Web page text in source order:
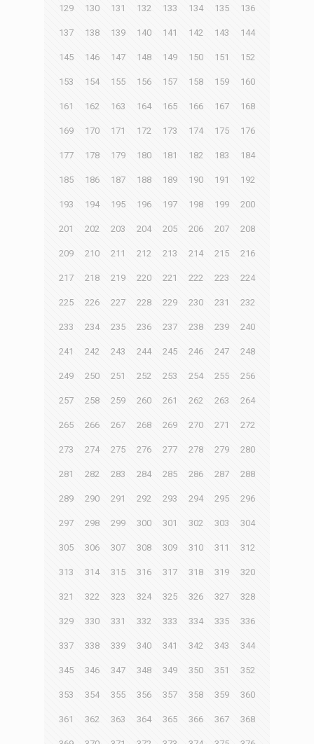
129 130 131 132 133 134 135 136
137 138 139 140 141 142 143 144
145 146 147 148 149 150 151 152
153 154 155 156 157 158 159 160
161 162 163 164 165 166 167 168
169 170 171 172 173 174 175 176
177 178 179 180 181 182 183 184
185 186 187 188 189 190 191 192
193 194 195 196 197 198 199 200
201 202 203 204 205 206 207 208
209 210 211 212 213 214 215 216
217 218 219 220 221 222 223 224
225 226 227 228 229 230 231 232
233 234 235 236 237 238 239 240
241 242 243 244 245 246 247 248
249 250 251 252 253 254 255 256
257 258 259 260 261 262 263 264
265 266 267 268 269 270 271 272
273 274 275 276 277 278 279 280
281 282 283 284 285 286 287 288
289 290 291 292 293 294 295 296
297 298 299 300 301 302 303 304
305 306 307 308 309 310 311 312
313 314 315 316 317 318 319 320
321 322 323 324 325 326 327 328
329 330 331 332 333 334 335 336
337 338 339 340 341 342 343 344
345 346 347 348 349 350 351 352
353 354 355 356 357 358 359 360
361 362 363 364 365 366 367 368